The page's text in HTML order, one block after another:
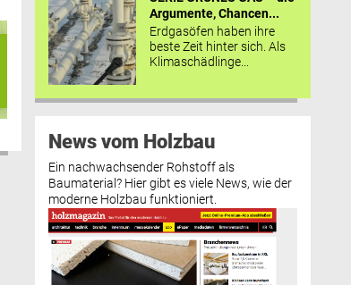
Argumente, Chancen...
Erdgasöfen haben ihre
beste Zeit hinter sich. Als
Klimaschädlinge...
News vom Holzbau
Ein nachwachsender Rohstoff als
Baumaterial? Hier gibt es viele News, wie der
moderne Holzbau funktioniert.